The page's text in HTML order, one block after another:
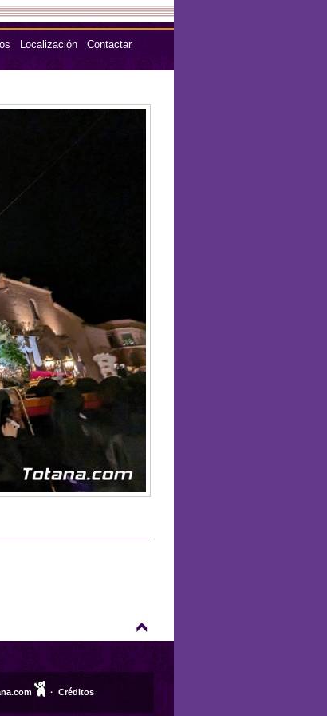
Localización Contactar
· Créditos